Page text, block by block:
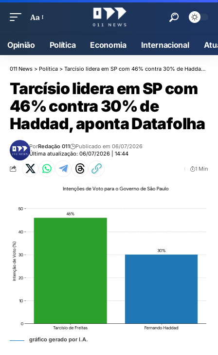
Aa
Opinião Política Economia Internacional
011 News > Política > Tarcísio lidera em SP com 46% contra 30% de Haddad, aponta Datafolha
Tarcísio lidera em SP com
46% contra 30% de
Haddad, aponta Datafolha
Última atualização: 06/07/2026 | 14:44
PorRedação 011 Publicado em 06/07/2026
1 Min
gráfico gerado por I.A.